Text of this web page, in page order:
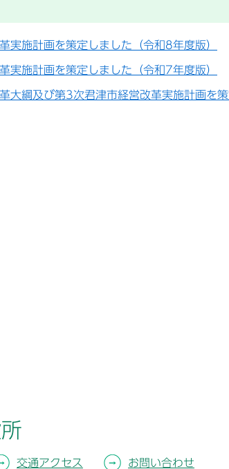
実施計画を策定しました（令和8年度版）
実施計画を策定しました（令和7年度版）
大綱及び第3次君津市経営改革実施計画を
交通アクセス お問い合わせ